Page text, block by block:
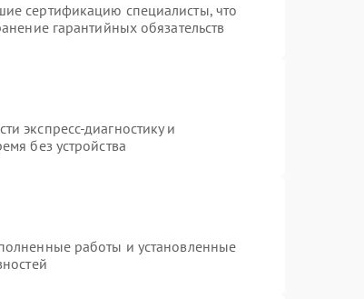
сертификацию специалисты, что
гарантийных обязательств
экспресс-диагностику и
без устройства
работы и установленные